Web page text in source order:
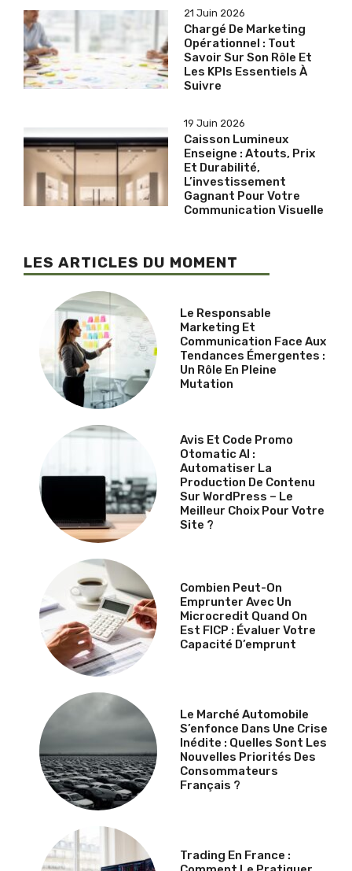
21 Juin 2026
Chargé De Marketing
Opérationnel : Tout
Savoir Sur Son Rôle Et
Les KPIs Essentiels À
Suivre
19 Juin 2026
Caisson Lumineux
Enseigne : Atouts, Prix
Et Durabilité,
L’investissement
Gagnant Pour Votre
Communication Visuelle
LES ARTICLES DU MOMENT
Le Responsable
Marketing Et
Communication Face Aux
Tendances Émergentes :
Un Rôle En Pleine
Mutation
Avis Et Code Promo
Otomatic AI :
Automatiser La
Production De Contenu
Sur WordPress – Le
Meilleur Choix Pour Votre
Site ?
Combien Peut-On
Emprunter Avec Un
Microcredit Quand On
Est FICP : Évaluer Votre
Capacité D’emprunt
Le Marché Automobile
S’enfonce Dans Une Crise
Inédite : Quelles Sont Les
Nouvelles Priorités Des
Consommateurs
Français ?
Trading En France :